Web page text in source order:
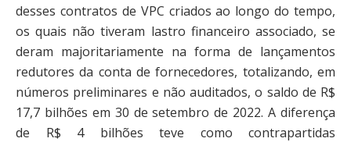
desses contratos de VPC criados ao longo do tempo,
os quais não tiveram lastro financeiro associado, se
deram majoritariamente na forma de lançamentos
redutores da conta de fornecedores, totalizando, em
números preliminares e não auditados, o saldo de R$
17,7 bilhões em 30 de setembro de 2022. A diferença
de R$ 4 bilhões teve como contrapartidas